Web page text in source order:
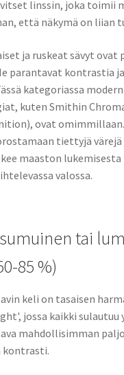
linssin, joka toimii
että näkymä on liian
ja ruskeat sävyt ovat
parantavat kontrastia
kategoriassa
kuten Smithin
ovat
tiettyjä värejä
maaston
valossa.
tai
85 %)
keli on tasaisen
jossa kaikki sulautuu
mahdollisimman
kontrasti.